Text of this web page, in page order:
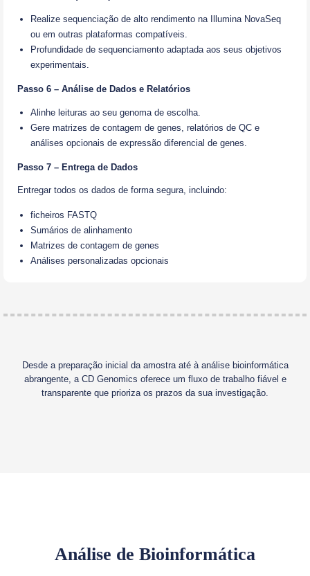
Realize sequenciação de alto rendimento na Illumina NovaSeq
ou em outras plataformas compatíveis.
Profundidade de sequenciamento adaptada aos seus objetivos
experimentais.
Passo 6 – Análise de Dados e Relatórios
Alinhe leituras ao seu genoma de escolha.
Gere matrizes de contagem de genes, relatórios de QC e
análises opcionais de expressão diferencial de genes.
Passo 7 – Entrega de Dados
Entregar todos os dados de forma segura, incluindo:
ficheiros FASTQ
Sumários de alinhamento
Matrizes de contagem de genes
Análises personalizadas opcionais
Desde a preparação inicial da amostra até à análise bioinformática
abrangente, a CD Genomics oferece um fluxo de trabalho fiável e
transparente que prioriza os prazos da sua investigação.
Análise de Bioinformática